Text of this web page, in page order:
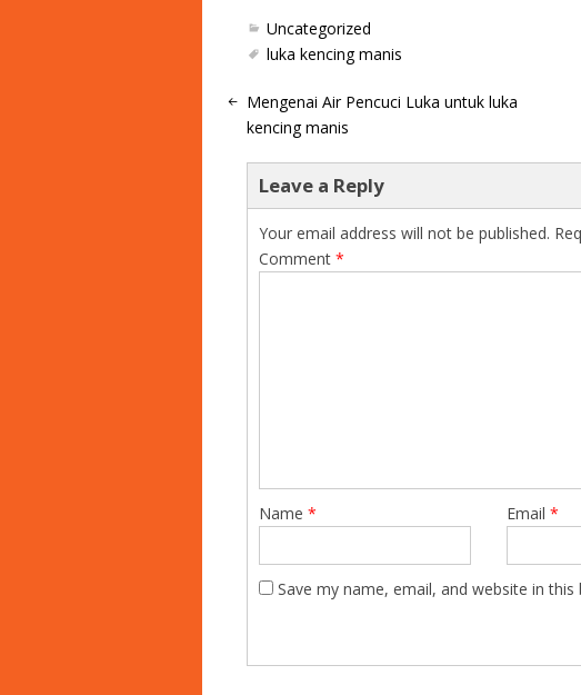
Uncategorized
luka kencing manis
Mengenai Air Pencuci Luka untuk luka
kencing manis
Leave a Reply
Your email address will not be published.
Comment *
Name * Email*
Save my name, email, and website in